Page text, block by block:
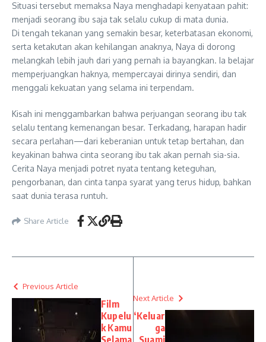
Situasi tersebut memaksa Naya menghadapi kenyataan pahit:
menjadi seorang ibu saja tak selalu cukup di mata dunia.
Di tengah tekanan yang semakin besar, keterbatasan ekonomi,
serta ketakutan akan kehilangan anaknya, Naya di dorong
melangkah lebih jauh dari yang pernah ia bayangkan. Ia belajar
memperjuangkan haknya, mempercayai dirinya sendiri, dan
menggali kekuatan yang selama ini terpendam.
Kisah ini menggambarkan bahwa perjuangan seorang ibu tak
selalu tentang kemenangan besar. Terkadang, harapan hadir
secara perlahan—dari keberanian untuk tetap bertahan, dan
keyakinan bahwa cinta seorang ibu tak akan pernah sia-sia.
Cerita Naya menjadi potret nyata tentang keteguhan,
pengorbanan, dan cinta tanpa syarat yang terus hidup, bahkan
saat dunia terasa runtuh.
Share Article
Previous Article
Film
Kupelu
k Kamu
Selama
Next Article
‘Keluar
ga
Suami